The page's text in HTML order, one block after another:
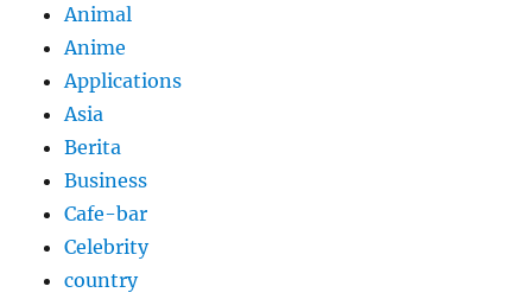
Animal
Anime
Applications
Asia
Berita
Business
Cafe-bar
Celebrity
country